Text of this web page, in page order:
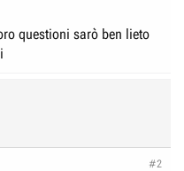
questioni sarò ben lieto
#2